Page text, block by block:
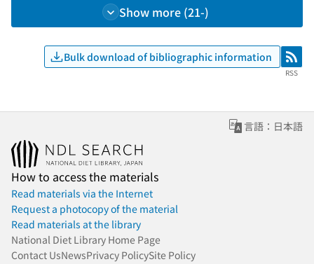
Show more (21-)
Bulk download of bibliographic information RSS
RSS
言語：日本語
How to access the materials
Read materials via the Internet
Request a photocopy of the material
Read materials at the library
National Diet Library Home Page
Contact UsNewsPrivacy PolicySite Policy